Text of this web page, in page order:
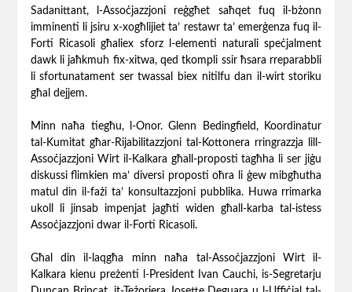
Sadanittant, l-Assoċjazzjoni reġgħet saħqet fuq il-bżonn
imminenti li jsiru x-xogħlijiet ta’ restawr ta’ emerġenza fuq il-
Forti Ricasoli għaliex sforz l-elementi naturali speċjalment
dawk li jaħkmuh fix-xitwa, qed tkompli ssir ħsara rreparabbli
li sfortunatament ser twassal biex nitilfu dan il-wirt storiku
għal dejjem.
Minn naħa tiegħu, l-Onor. Glenn Bedingfield, Koordinatur
tal-Kumitat għar-Rijabilitazzjoni tal-Kottonera rringrazzja lill-
Assoċjazzjoni Wirt il-Kalkara għall-proposti tagħha li ser jiġu
diskussi flimkien ma’ diversi proposti oħra li ġew mibgħutha
matul din il-fażi ta’ konsultazzjoni pubblika. Huwa rrimarka
ukoll li jinsab impenjat jagħti widen għall-karba tal-istess
Assoċjazzjoni dwar il-Forti Ricasoli.
Għal din il-laqgħa minn naħa tal-Assoċjazzjoni Wirt il-
Kalkara kienu preżenti l-President Ivan Cauchi, is-Segretarju